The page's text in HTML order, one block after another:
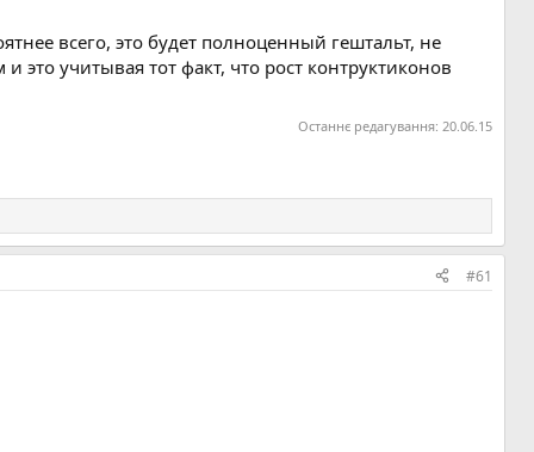
всего, это будет полноценный гештальт, не
учитывая тот факт, что рост контруктиконов
Останнє редагування:20.06.15
#61